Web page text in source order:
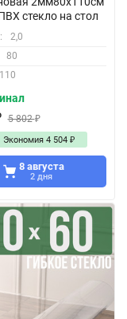
стекло на стол
2,0
80
110
5 802₽
Экономия 4 504 ₽
8 августа
2 дня